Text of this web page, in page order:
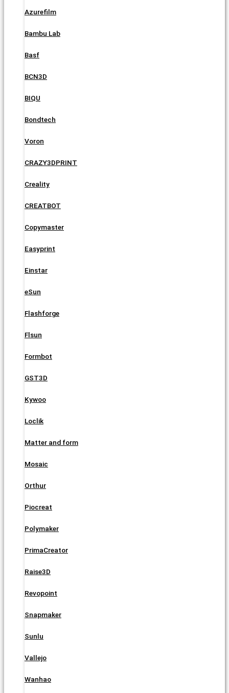
Azurefilm
Bambu Lab
Basf
BCN3D
BIQU
Bondtech
Voron
CRAZY3DPRINT
Creality
CREATBOT
Copymaster
Easyprint
Einstar
eSun
Flashforge
Flsun
Formbot
GST3D
Kywoo
Loclik
Matter and form
Mosaic
Orthur
Piocreat
Polymaker
PrimaCreator
Raise3D
Revopoint
Snapmaker
Sunlu
Vallejo
Wanhao